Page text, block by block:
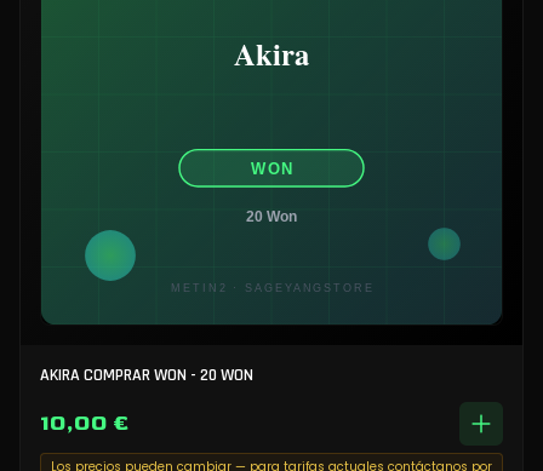
AKIRA COMPRAR WON - 20 WON
10,00 €
Los precios pueden cambiar — para tarifas actuales contáctanos por